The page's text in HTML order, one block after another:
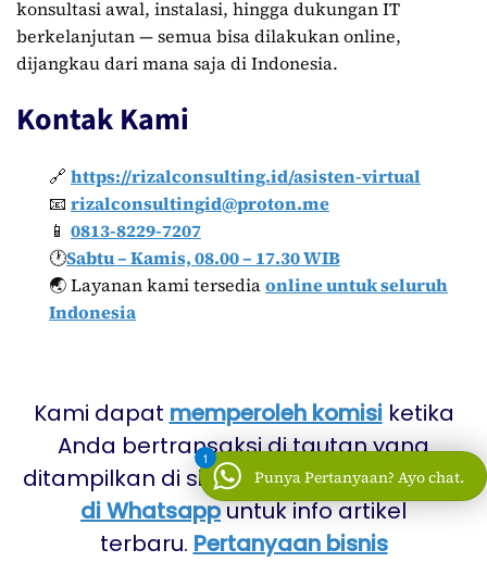
konsultasi awal, instalasi, hingga dukungan IT
berkelanjutan — semua bisa dilakukan online,
dijangkau dari mana saja di Indonesia.
Kontak Kami
🔗 https://rizalconsulting.id/asisten-virtual
📧 rizalconsultingid@proton.me
📱 0813-8229-7207
🕐Sabtu – Kamis, 08.00 – 17.30 WIB
🌏 Layanan kami tersediaonline untuk seluruh
Indonesia
Kami dapat memperoleh komisiketika
Anda bertransaksi di tautan yang
ditampilkan di situs ini. Ikutisaluran kami
di Whatsappuntuk info artikel
terbaru. Pertanyaan bisnis
Punya Pertanyaan? Ayo chat.
1